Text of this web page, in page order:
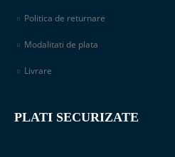
Politica de returnare
Modalitati de plata
Livrare
PLATI SECURIZATE